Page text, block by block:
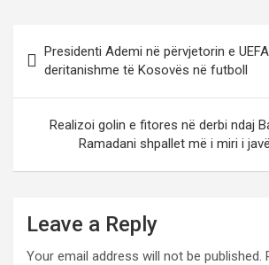
s
a
Presidenti Ademi në përvjetorin e
deritanishme të Kosovës në futboll
Realizoi golin e fitores në derbi ndaj
Ramadani shpallet më i miri i
Leave a Reply
Your email address will not be published.